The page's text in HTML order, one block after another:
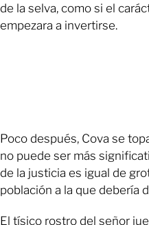
de la selva, como si el
empezara a invertirse.
Poco después, Cova se
no puede ser más
de la justicia es igual de
población a la que debería
El tísico rostro del señor